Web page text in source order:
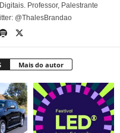
Professor, Palestrante
@ThalesBrandao
Mais do autor